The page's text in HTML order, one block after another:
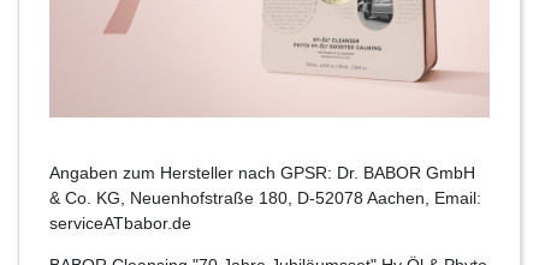
Angaben zum Hersteller nach GPSR: Dr. BABOR GmbH
& Co. KG, Neuenhofstraße 180, D-52078 Aachen, Email:
serviceATbabor.de